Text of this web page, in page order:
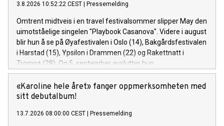
3.8.2026 10:52:22 CEST Pressemelding
Omtrent midtveis i en travel festivalsommer slipper May den
uimotståelige singelen "Playbook Casanova". Videre i august
blir hun å se på Øyafestivalen i Oslo (14), Bakgårdsfestivalen
i Harstad (15), Ypsilon i Drammen (22) og Rakettnatt i
Tromsø (28). Og 5. september avslutter hun
festivalsesongen med Spirefest i Ålesund.
«Karoline hele året» fanger oppmerksomheten med
sitt debutalbum!
13.7.2026 08:00:00 CEST Pressemelding